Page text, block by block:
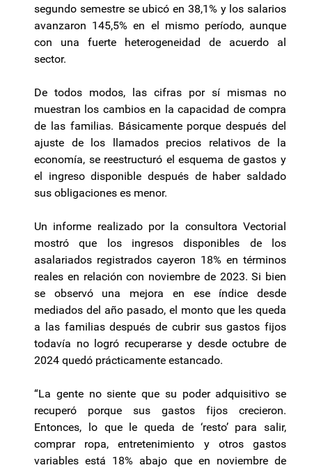
segundo semestre se ubicó en 38,1% y los salarios
avanzaron 145,5% en el mismo período, aunque
con una fuerte heterogeneidad de acuerdo al
sector.
De todos modos, las cifras por sí mismas no
muestran los cambios en la capacidad de compra
de las familias. Básicamente porque después del
ajuste de los llamados precios relativos de la
economía, se reestructuró el esquema de gastos y
el ingreso disponible después de haber saldado
sus obligaciones es menor.
Un informe realizado por la consultora Vectorial
mostró que los ingresos disponibles de los
asalariados registrados cayeron 18% en términos
reales en relación con noviembre de 2023. Si bien
se observó una mejora en ese índice desde
mediados del año pasado, el monto que les queda
a las familias después de cubrir sus gastos fijos
todavía no logró recuperarse y desde octubre de
2024 quedó prácticamente estancado.
“La gente no siente que su poder adquisitivo se
recuperó porque sus gastos fijos crecieron.
Entonces, lo que le queda de ‘resto’ para salir,
comprar ropa, entretenimiento y otros gastos
variables está 18% abajo que en noviembre de